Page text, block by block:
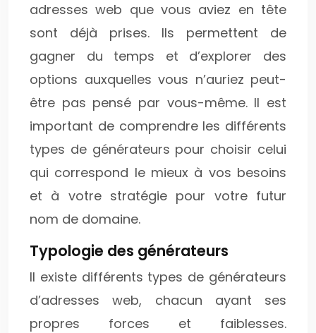
adresses web que vous aviez en tête
sont déjà prises. Ils permettent de
gagner du temps et d’explorer des
options auxquelles vous n’auriez peut-
être pas pensé par vous-même. Il est
important de comprendre les différents
types de générateurs pour choisir celui
qui correspond le mieux à vos besoins
et à votre stratégie pour votre futur
nom de domaine.
Typologie des générateurs
Il existe différents types de générateurs
d’adresses web, chacun ayant ses
propres forces et faiblesses.